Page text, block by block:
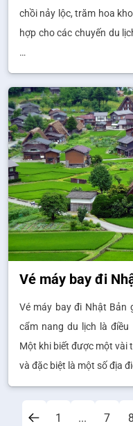
chồi nảy lộc, trăm hoa
hợp cho các chuyến du
…
Vé máy bay đi
Vé máy bay đi Nhật Bản
cẩm nang du lịch là
Một khi biết được một vài
và đặc biệt là một số địa
1 ... 7 8